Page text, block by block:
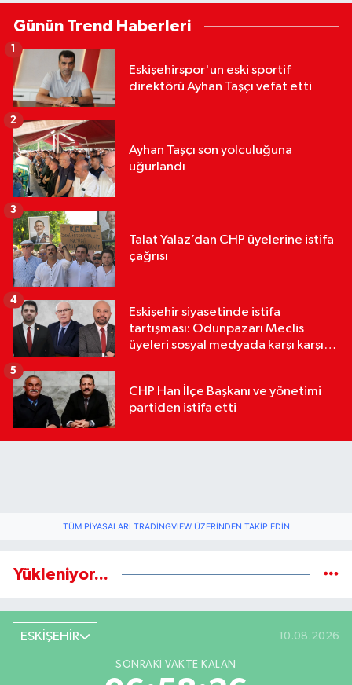
Günün Trend Haberleri
Eskişehirspor'un eski sportif
direktörü Ayhan Taşçı vefat etti
1
Ayhan Taşçı son yolculuğuna
uğurlandı
2
Talat Yalaz’dan CHP üyelerine istifa
çağrısı
3
Eskişehir siyasetinde istifa
tartışması: Odunpazarı Meclis
üyeleri sosyal medyada karşı karşıya
4
CHP Han İlçe Başkanı ve yönetimi
partiden istifa etti
5
TÜM PIYASALARI TRADINGVIEW ÜZERINDEN TAKIP EDIN
Yükleniyor...
ESKİŞEHİR 10.08.2026
SONRAKI VAKTE KALAN